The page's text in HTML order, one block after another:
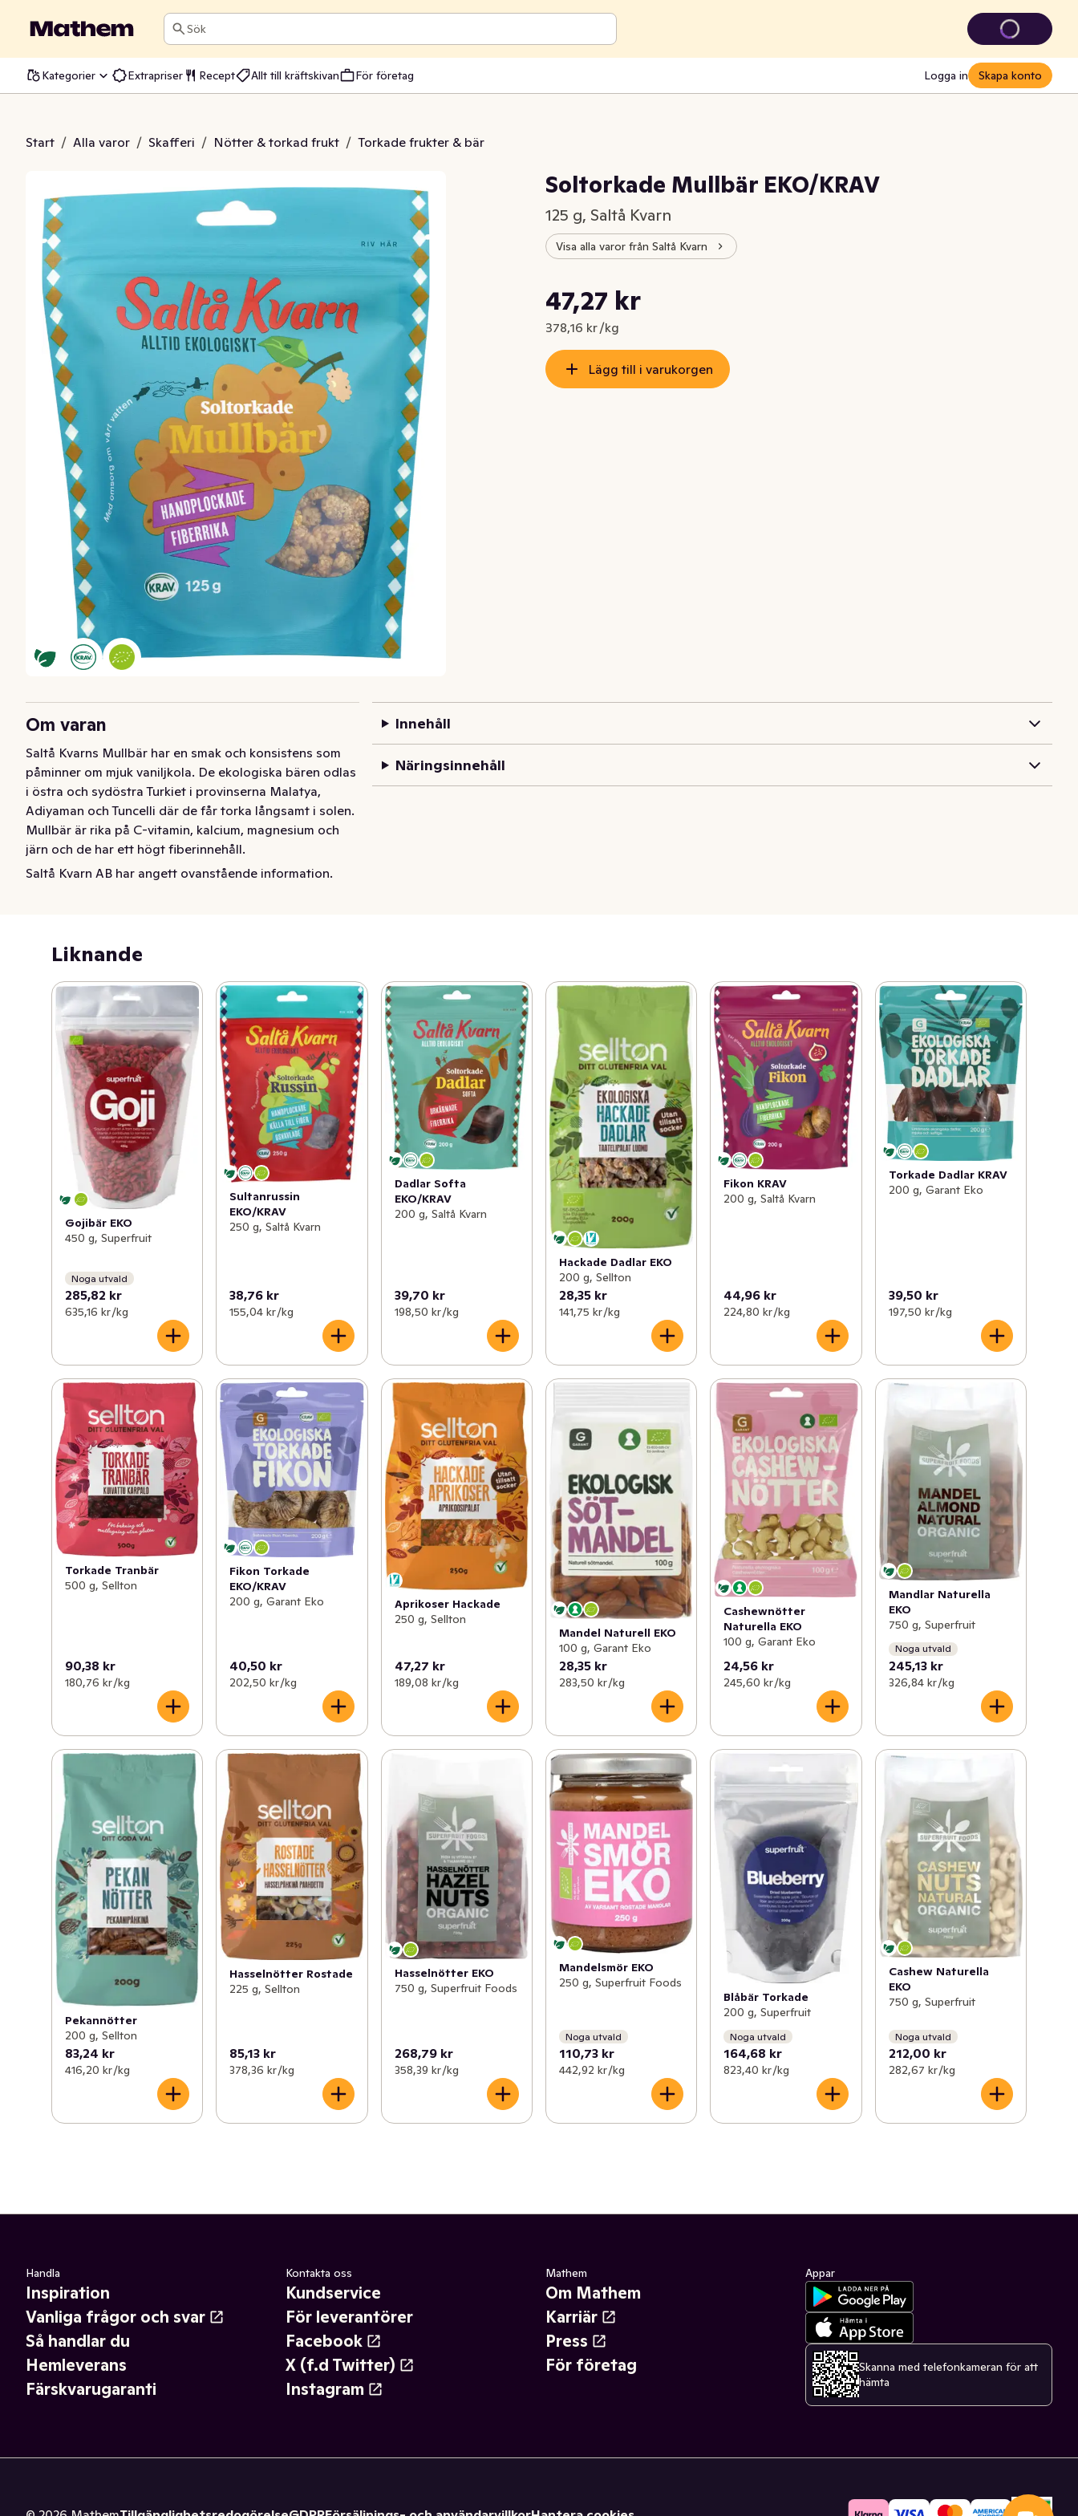
Sök
Kategorier Extrapriser Recept Allt till kräftskivan För företag Logga in Skapa konto
Start / Alla varor / Skafferi / Nötter & torkad frukt / Torkade frukter & bär
EKO/KRAV
Soltorkade Mullbär EKO/KRAV
125 g, Saltå Kvarn
Visa alla varor från Saltå Kvarn
Nuvarande pris är: 47,27 kr
47,27 kr
378,16 kr /kg
Styckpris: 378,16 kr /kg
Lägg till i varukorgen
Om varan
Saltå Kvarns Mullbär har en smak och konsistens som
påminner om mjuk vaniljkola. De ekologiska bären odlas
i östra och sydöstra Turkiet i provinserna Malatya,
Adiyaman och Tuncelli där de får torka långsamt i solen.
Mullbär är rika på C-vitamin, kalcium, magnesium och
järn och de har ett högt fiberinnehåll.
Saltå Kvarns ekologiska mullbär har en ljuvlig smak och
också utmärkt i gröt, müsli och bakverk. Rika på fiber,
Saltå Kvarn AB har angett ovanstående information.
Innehåll
Näringsinnehåll
Liknande
Gojibär EKO
450 g, Superfruit
Noga utvald
285,82 kr
635,16 kr /kg
Sultanrussin
EKO/KRAV
250 g, Saltå Kvarn
38,76 kr
155,04 kr /kg
Dadlar Softa
EKO/KRAV
200 g, Saltå Kvarn
39,70 kr
198,50 kr /kg
Hackade Dadlar EKO
200 g, Sellton
28,35 kr
141,75 kr /kg
Fikon KRAV
200 g, Saltå Kvarn
44,96 kr
224,80 kr /kg
Torkade Dadlar KRAV
200 g, Garant Eko
39,50 kr
197,50 kr /kg
Torkade Tranbär
500 g, Sellton
90,38 kr
180,76 kr /kg
Fikon Torkade
EKO/KRAV
200 g, Garant Eko
40,50 kr
202,50 kr /kg
Aprikoser Hackade
250 g, Sellton
47,27 kr
189,08 kr /kg
Mandel Naturell EKO
100 g, Garant Eko
28,35 kr
283,50 kr /kg
Cashewnötter
Naturella EKO
100 g, Garant Eko
24,56 kr
245,60 kr /kg
Mandlar Naturella
EKO
750 g, Superfruit
Noga utvald
245,13 kr
326,84 kr /kg
Pekannötter
200 g, Sellton
83,24 kr
416,20 kr /kg
Hasselnötter Rostade
225 g, Sellton
85,13 kr
378,36 kr /kg
Hasselnötter EKO
750 g, Superfruit Foods
268,79 kr
358,39 kr /kg
Mandelsmör EKO
250 g, Superfruit Foods
Noga utvald
110,73 kr
442,92 kr /kg
Blåbär Torkade
200 g, Superfruit
Noga utvald
164,68 kr
823,40 kr /kg
Cashew Naturella
EKO
750 g, Superfruit
Noga utvald
212,00 kr
282,67 kr /kg
Handla
Inspiration
Vanliga frågor och svar
Så handlar du
Hemleverans
Färskvarugaranti
Kontakta oss
Kundservice
För leverantörer
Facebook
X (f.d Twitter)
Instagram
Mathem
Om Mathem
Karriär
Press
För företag
Appar
Skanna med telefonkameran för att
hämta